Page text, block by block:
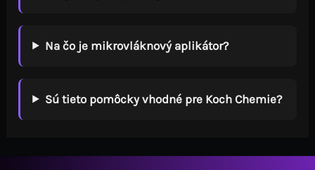
Na čo je mikrovláknový aplikátor?
Sú tieto pomôcky vhodné pre Koch Chemie?